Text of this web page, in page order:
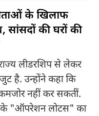
के खिलाफ
सांसदों की घरों की
लीडरशिप से लेकर
है. उन्होंने कहा कि
नहीं कर सकतीं.
के "ऑपरेशन लोटस" का